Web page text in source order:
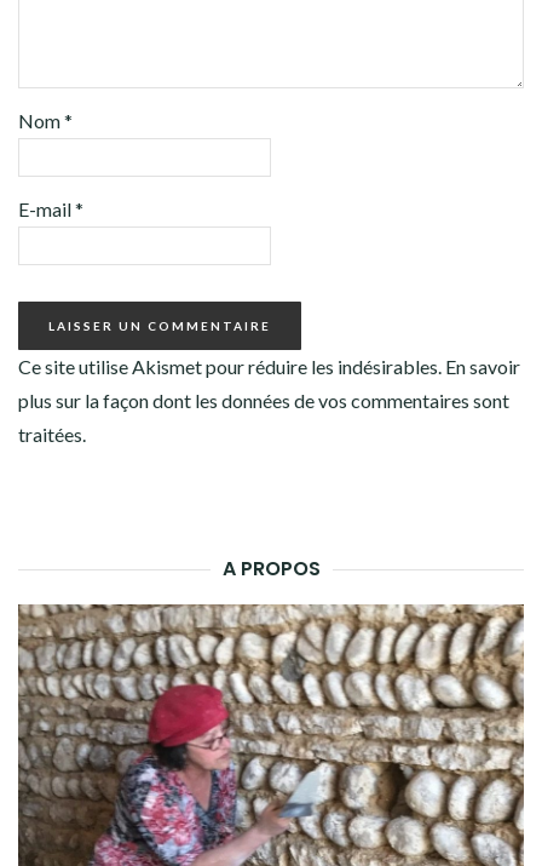
Nom*
E-mail*
Ce site utilise Akismet pour réduire les indésirables. En savoir
plus sur la façon dont les données de vos commentaires sont
traitées
A PROPOS